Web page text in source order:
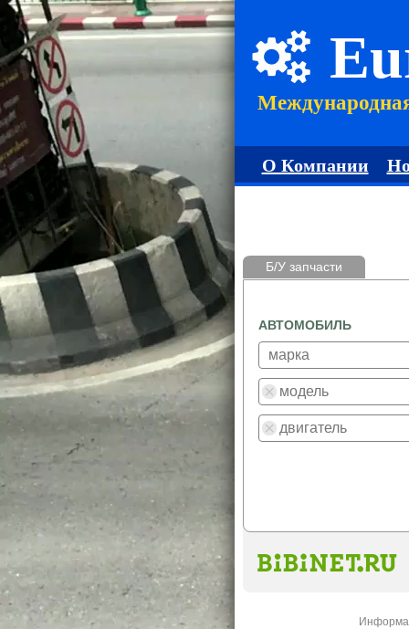
О Компании
Б/У запчасти
АВТОМОБИЛЬ